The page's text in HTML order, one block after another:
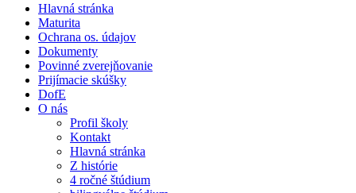
Hlavná stránka
Maturita
Ochrana os. údajov
Dokumenty
Povinné zverejňovanie
Prijímacie skúšky
DofE
O nás
Profil školy
Kontakt
Hlavná stránka
Z histórie
4 ročné štúdium